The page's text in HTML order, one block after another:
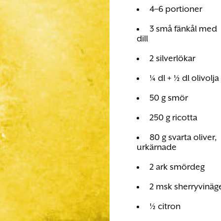
4–6 portioner
3 små fänkål med
dill
2 silverlökar
¼ dl + ½ dl olivolja
50 g smör
250 g ricotta
80 g svarta oliver,
urkärnade
2 ark smördeg
2 msk
½ citron